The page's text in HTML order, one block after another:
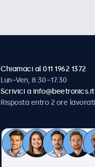
Chiamaci al 011 1962 1372
Lun–Ven, 8:30–17:30
Scrivici a info@beetronics.it
Risposta entro 2 ore